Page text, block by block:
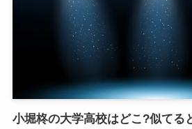
小堀柊の大学高校はどこ?似てる